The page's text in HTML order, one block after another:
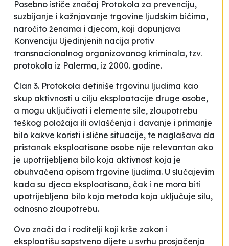
Posebno ističe značaj Protokola za prevenciju,
suzbijanje i kažnjavanje trgovine ljudskim bićima,
naročito ženama i djecom, koji dopunjava
Konvenciju Ujedinjenih nacija protiv
transnacionalnog organizovanog kriminala, tzv.
protokola iz Palerma, iz 2000. godine.
Član 3. Protokola definiše trgovinu ljudima kao
skup aktivnosti u cilju eksploatacije druge osobe,
a mogu uključivati i elemente sile, zloupotrebu
teškog položaja ili ovlašćenja i davanje i primanje
bilo kakve koristi i slične situacije, te naglašava da
pristanak eksploatisane osobe nije relevantan ako
je upotrijebljena bilo koja aktivnost koja je
obuhvaćena opisom trgovine ljudima. U slučajevim
kada su djeca eksploatisana, čak i ne mora biti
upotrijebljena bilo koja metoda koja uključuje silu,
odnosno zloupotrebu.
Ovo znači da i roditelji koji krše zakon i
eksploatišu sopstveno dijete u svrhu prosjačenja